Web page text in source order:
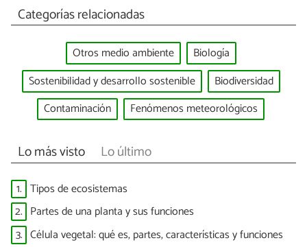
Categorías relacionadas
Otros medio ambiente
Biología
Sostenibilidad y desarrollo sostenible
Biodiversidad
Contaminación
Fenómenos meteorológicos
Lo más visto Lo último
1. Tipos de ecosistemas
2. Partes de una planta y sus funciones
3. Célula vegetal: qué es, partes, características y funciones